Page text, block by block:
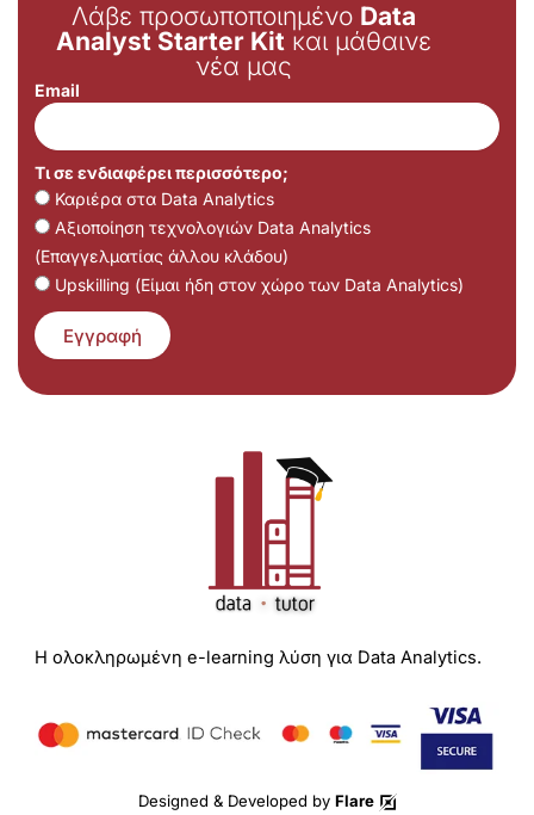
Λάβε προσωποποιημένο Data
Analyst Starter Kit και μάθαινε
νέα μας
Email
Τι σε ενδιαφέρει περισσότερο;
Καριέρα στα Data Analytics
Αξιοποίηση τεχνολογιών Data Analytics
(Επαγγελματίας άλλου κλάδου)
Upskilling (Είμαι ήδη στον χώρο των Data Analytics)
Εγγραφή
Η ολοκληρωμένη e-learning λύση για Data Analytics.
Designed & Developed by Flare